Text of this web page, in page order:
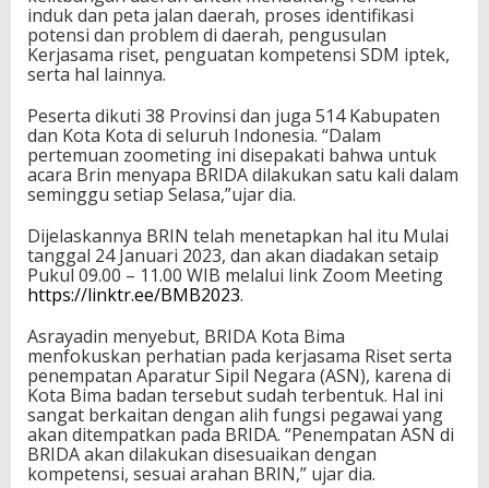
induk dan peta jalan daerah, proses identifikasi
potensi dan problem di daerah, pengusulan
Kerjasama riset, penguatan kompetensi SDM iptek,
serta hal lainnya.
Peserta dikuti 38 Provinsi dan juga 514 Kabupaten
dan Kota Kota di seluruh Indonesia. “Dalam
pertemuan zoometing ini disepakati bahwa untuk
acara Brin menyapa BRIDA dilakukan satu kali dalam
seminggu setiap Selasa,”ujar dia.
Dijelaskannya BRIN telah menetapkan hal itu Mulai
tanggal 24 Januari 2023, dan akan diadakan setaip
Pukul 09.00 – 11.00 WIB melalui link Zoom Meeting
https://linktr.ee/BMB2023.
Asrayadin menyebut, BRIDA Kota Bima
menfokuskan perhatian pada kerjasama Riset serta
penempatan Aparatur Sipil Negara (ASN), karena di
Kota Bima badan tersebut sudah terbentuk. Hal ini
sangat berkaitan dengan alih fungsi pegawai yang
akan ditempatkan pada BRIDA. “Penempatan ASN di
BRIDA akan dilakukan disesuaikan dengan
kompetensi, sesuai arahan BRIN,” ujar dia.